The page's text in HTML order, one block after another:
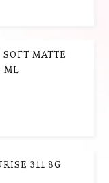
MATTE
ML
311 8G